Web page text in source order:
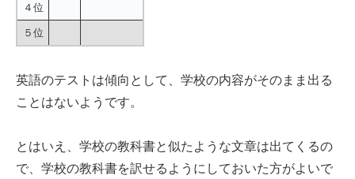
４位
５位
英語のテストは傾向として、学校の内容がそのまま出る
ことはないようです。
とはいえ、学校の教科書と似たような文章は出てくるの
で、学校の教科書を訳せるようにしておいた方がよいで